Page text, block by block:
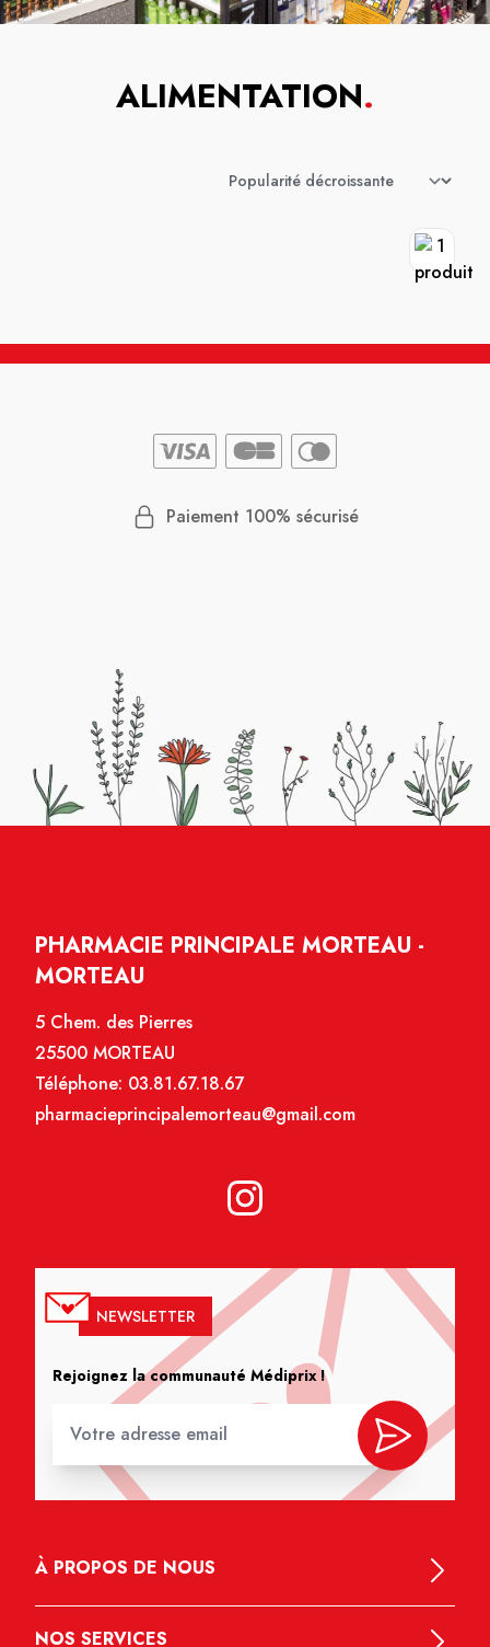
ALIMENTATION.
Paiement 100% sécurisé
PHARMACIE PRINCIPALE MORTEAU -
MORTEAU
5 Chem. des Pierres
25500 MORTEAU
Téléphone: 03.81.67.18.67
pharmacieprincipalemorteau@gmail.com
NEWSLETTER
Rejoignez la communauté Médiprix !
À PROPOS DE NOUS
NOS SERVICES